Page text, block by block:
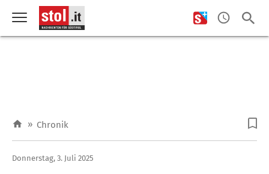
» Chronik
Donnerstag, 3. Juli 2025